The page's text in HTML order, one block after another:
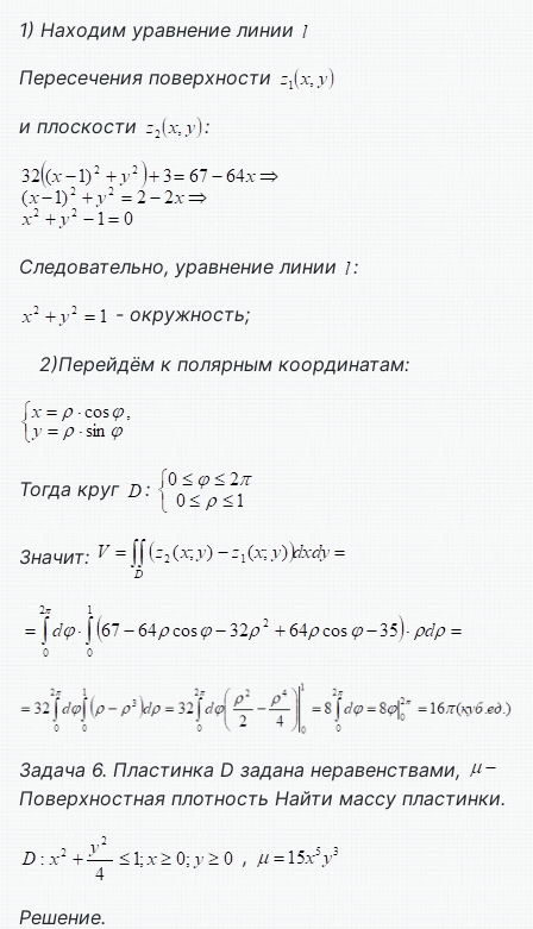
1) Находим уравнение линии
Пересечения поверхности
и плоскости :
Следовательно, уравнение линии
:
- окружность;
2)Перейдём к полярным координатам:
Тогда круг :
Значит:
Задача 6. Пластинка D задана неравенствами,
Поверхностная плотность Найти массу пластинки.
,
Решение.